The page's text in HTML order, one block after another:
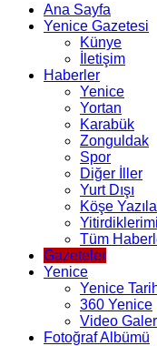
Ana Sayfa
Yenice Gazetesi
Künye
İletişim
Haberler
Yenice
Yortan
Karabük
Zonguldak
Spor
Diğer İller
Yurt Dışı
Köşe
Tüm
Gazeteler
Yenice
Yenice
360 Yenice
Video
Fotoğraf Albümü